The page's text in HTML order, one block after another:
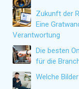
Zukunft der
Eine
Verantwortung
Die besten
für die
Welche